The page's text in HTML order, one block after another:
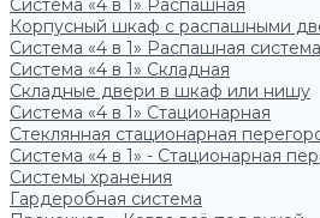
Система «4 в 1» Распашная
Корпусный шкаф с распашными
Система «4 в 1» Распашная система
Система «4 в 1» Складная
Складные двери в шкаф или нишу
Система «4 в 1» Стационарная
Стеклянная стационарная
Система «4 в 1» - Стационарная
Системы хранения
Гардеробная система